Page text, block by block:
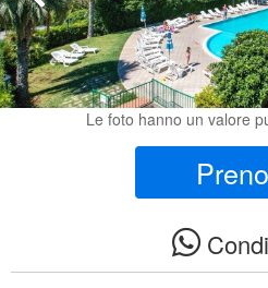
Le foto hanno un valore